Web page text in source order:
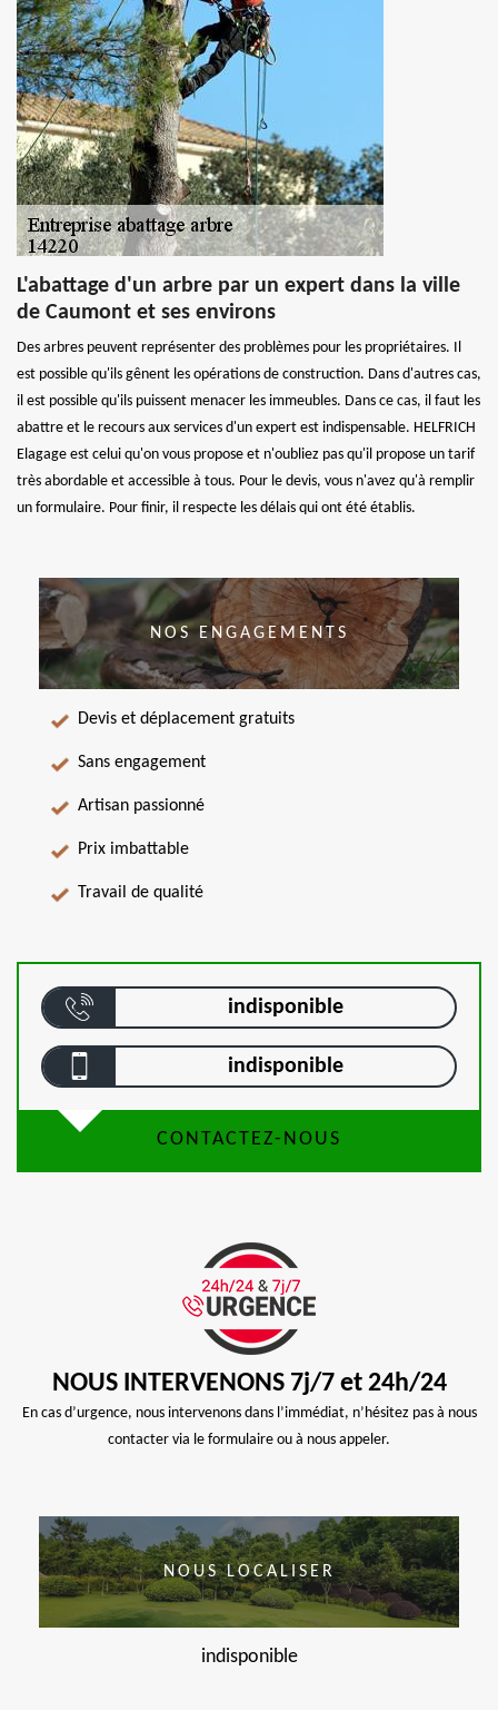
L'abattage d'un arbre par un expert dans la ville
de Caumont et ses environs
Des arbres peuvent représenter des problèmes pour les propriétaires. Il
est possible qu'ils gênent les opérations de construction. Dans d'autres cas,
il est possible qu'ils puissent menacer les immeubles. Dans ce cas, il faut les
abattre et le recours aux services d'un expert est indispensable. HELFRICH
Elagage est celui qu'on vous propose et n'oubliez pas qu'il propose un tarif
très abordable et accessible à tous. Pour le devis, vous n'avez qu'à remplir
un formulaire. Pour finir, il respecte les délais qui ont été établis.
NOS ENGAGEMENTS
Devis et déplacement gratuits
Sans engagement
Artisan passionné
Prix imbattable
Travail de qualité
indisponible
indisponible
CONTACTEZ-NOUS
NOUS INTERVENONS 7j/7 et 24h/24
En cas d’urgence, nous intervenons dans l’immédiat, n’hésitez pas à nous
contacter via le formulaire ou à nous appeler.
NOUS LOCALISER
indisponible